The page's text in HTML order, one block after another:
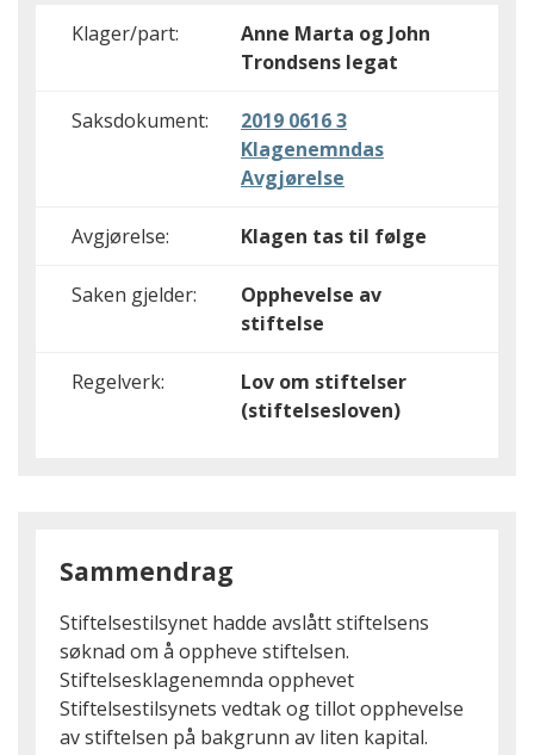
Klager/part:
Anne Marta og John
Trondsens legat
Saksdokument:
2019 0616 3
Klagenemndas
Avgjørelse
Avgjørelse: Klagen tas til følge
Saken gjelder:
Opphevelse av
stiftelse
Regelverk:
Lov om stiftelser
(stiftelsesloven)
Sammendrag
Stiftelsestilsynet hadde avslått stiftelsens
søknad om å oppheve stiftelsen.
Stiftelsesklagenemnda opphevet
Stiftelsestilsynets vedtak og tillot opphevelse
av stiftelsen på bakgrunn av liten kapital.